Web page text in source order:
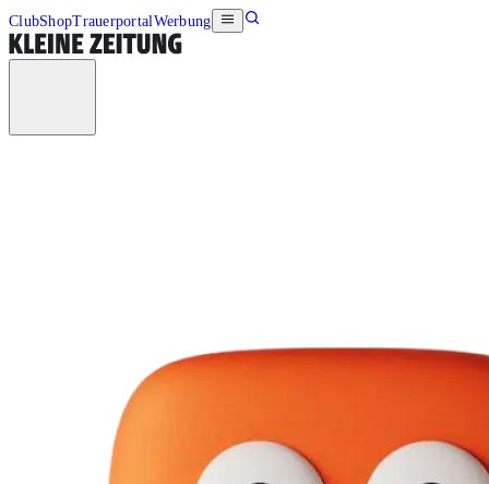
ClubShopTrauerportalWerbung